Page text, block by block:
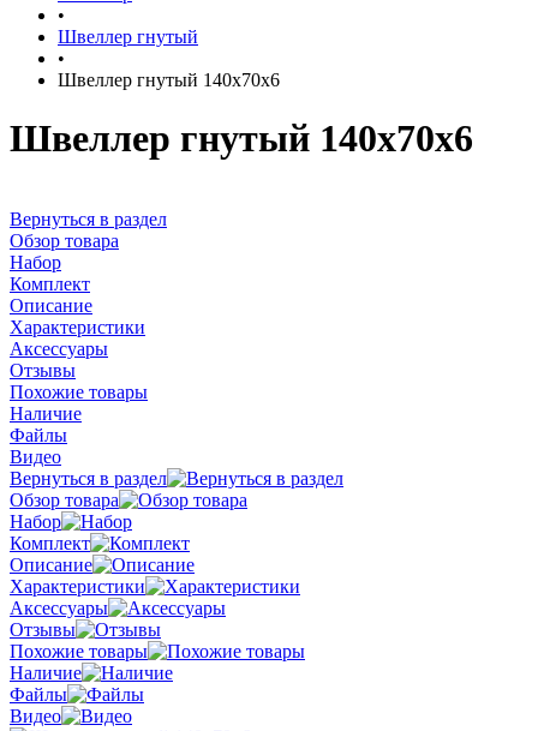
•
Швеллер гнутый
•
Швеллер гнутый 140х70х6
Швеллер гнутый 140х70х6
Вернуться в раздел
Обзор товара
Набор
Комплект
Описание
Характеристики
Аксессуары
Отзывы
Похожие товары
Наличие
Файлы
Видео
Вернуться в раздел
Обзор товара
Набор
Комплект
Описание
Характеристики
Аксессуары
Отзывы
Похожие товары
Наличие
Файлы
Видео